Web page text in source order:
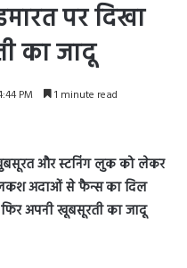
पर दिखा
का जादू
PM 1 minute read
और स्टनिंग लुक को लेकर
अदाओं से फैन्स का दिल
अपनी खूबसूरती का जादू